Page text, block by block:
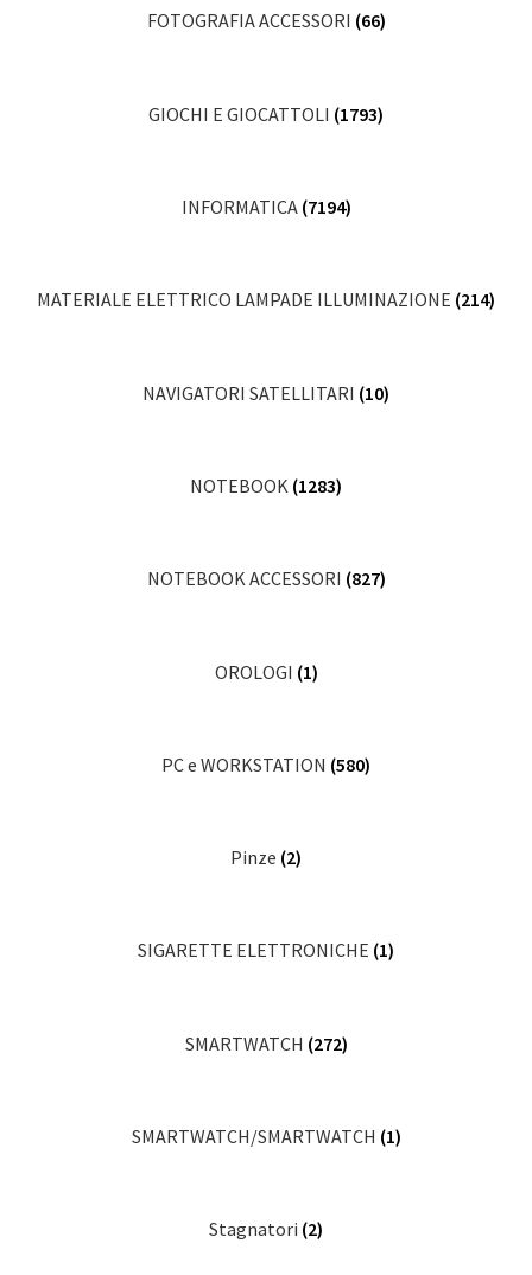
FOTOGRAFIA ACCESSORI (66)
GIOCHI E GIOCATTOLI (1793)
INFORMATICA (7194)
MATERIALE ELETTRICO LAMPADE ILLUMINAZIONE (214)
NAVIGATORI SATELLITARI (10)
NOTEBOOK (1283)
NOTEBOOK ACCESSORI (827)
OROLOGI (1)
PC e WORKSTATION (580)
Pinze (2)
SIGARETTE ELETTRONICHE (1)
SMARTWATCH (272)
SMARTWATCH/SMARTWATCH (1)
Stagnatori (2)